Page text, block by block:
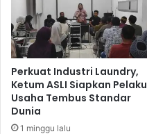
T
a
w
a
r
k
a
n
m
i
a
N
a
s
i
o
Perkuat Industri Laundry,
Ketum ASLI Siapkan Pelaku
Usaha Tembus Standar
Dunia
1 minggu lalu